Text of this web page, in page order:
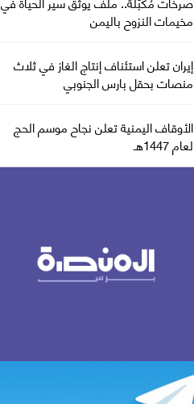
مخيمات النزوح باليمن
إيران تعلن استئناف إنتاج الغاز في ثلاث
منصات بحقل بارس الجنوبي
الأوقاف اليمنية تعلن نجاح موسم الحج
لعام 1447هـ